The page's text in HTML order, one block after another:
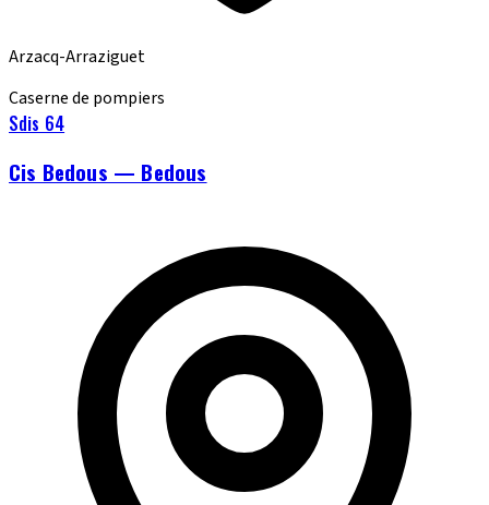
Arzacq-Arraziguet
Caserne de pompiers
Sdis 64
Cis Bedous — Bedous